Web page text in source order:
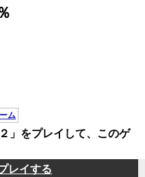
ム
」をプレイして、このゲ
レイする